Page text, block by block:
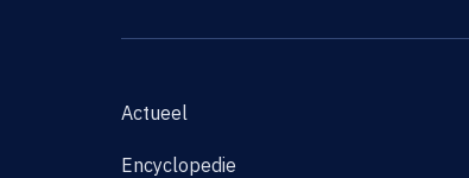
Actueel
Encyclopedie